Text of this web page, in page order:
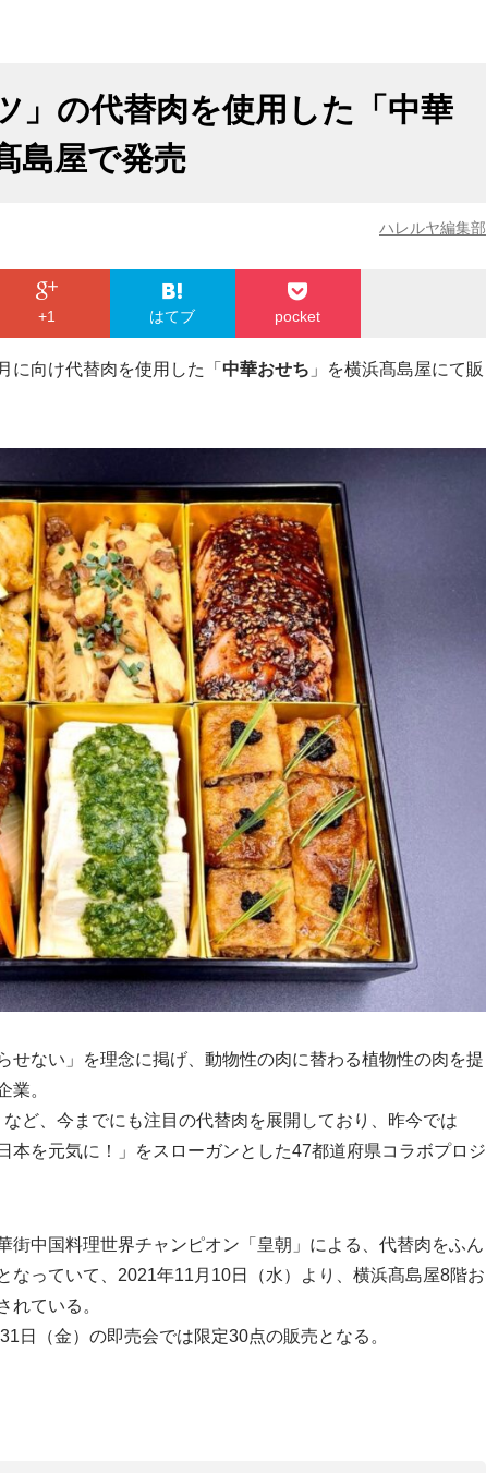
」の代替肉を使用した「中華
島屋で発売
ハレルヤ編集部
+1 はてブ pocket
に向け代替肉を使用した「 中華おせち 」を横浜髙島屋にて販
せない」を理念に掲げ、動物性の肉に替わる植物性の肉を提
業。
ど、今までにも注目の代替肉を展開しており、昨今では
本を元気に！」をスローガンとした47都道府県コラボプロジ
街中国料理世界チャンピオン「皇朝」による、代替肉をふん
なっていて、2021年11月10日（水）より、横浜髙島屋8階お
れている。
日（金）の即売会では限定30点の販売となる。